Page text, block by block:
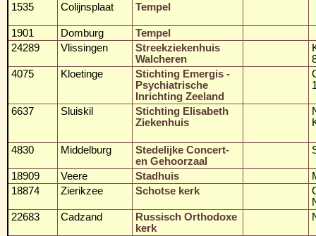
1535 Colijnsplaat Tempel
1901 Domburg
Tempel
24289
Vlissingen
Streekziekenhuis
Walcheren
4075
Kloetinge
Stichting Emergis -
Psychiatrische
Inrichting Zeeland
6637 Sluiskil
Stichting Elisabeth
Ziekenhuis
4830 Middelburg
Stedelijke Concert-
en Gehoorzaal
18909 Veere Stadhuis
18874
Zierikzee Schotse kerk
22683
Cadzand
Russisch Orthodoxe
kerk